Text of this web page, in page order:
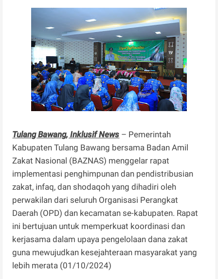
Tulang Bawang, Inklusif News – Pemerintah
Kabupaten Tulang Bawang bersama Badan Amil
Zakat Nasional (BAZNAS) menggelar rapat
implementasi penghimpunan dan pendistribusian
zakat, infaq, dan shodaqoh yang dihadiri oleh
perwakilan dari seluruh Organisasi Perangkat
Daerah (OPD) dan kecamatan se-kabupaten. Rapat
ini bertujuan untuk memperkuat koordinasi dan
kerjasama dalam upaya pengelolaan dana zakat
guna mewujudkan kesejahteraan masyarakat yang
lebih merata (01/10/2024)